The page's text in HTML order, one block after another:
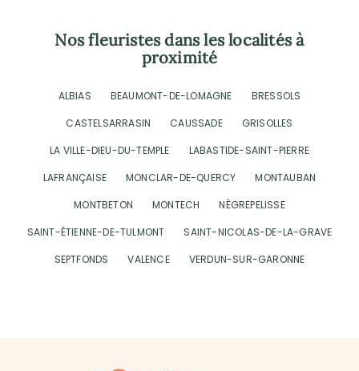
Nos fleuristes dans les localités à
proximité
ALBIAS BEAUMONT-DE-LOMAGNE
BRESSOLS
CASTELSARRASIN
CAUSSADE
GRISOLLES
LA VILLE-DIEU-DU-TEMPLE
LABASTIDE-SAINT-PIERRE
LAFRANÇAISE
MONCLAR-DE-QUERCY
MONTAUBAN
MONTBETON
MONTECH
NÈGREPELISSE
SAINT-ÉTIENNE-DE-TULMONT
SAINT-NICOLAS-DE-LA-GRAVE
SEPTFONDS
VALENCE VERDUN-SUR-GARONNE